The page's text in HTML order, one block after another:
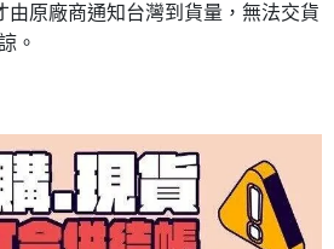
由原廠商通知台灣到貨量，無法交貨
。